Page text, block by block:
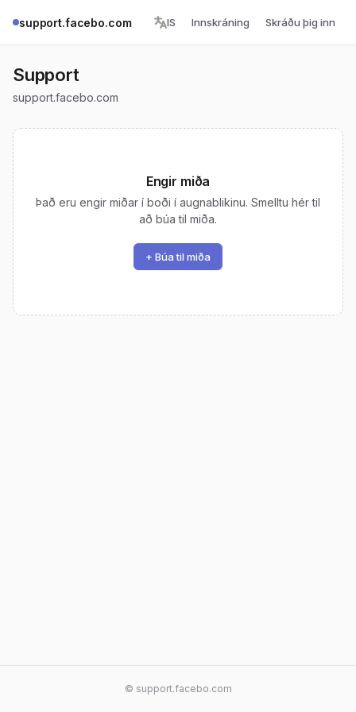
support.facebo.com IS Innskráning Skráðu þig inn
Support
support.facebo.com
Engir miða
Það eru engir miðar í boði í augnablikinu. Smelltu hér til
að búa til miða.
+ Búa til miða
© support.facebo.com